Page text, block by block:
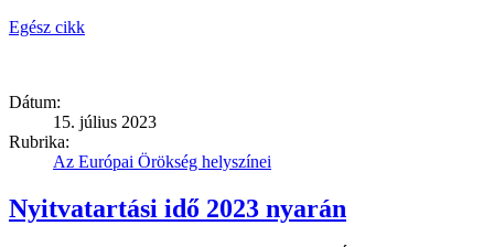
Egész cikk
Dátum:
15. július 2023
Rubrika:
Az Európai Örökség helyszínei
Nyitvatartási idő 2023 nyarán